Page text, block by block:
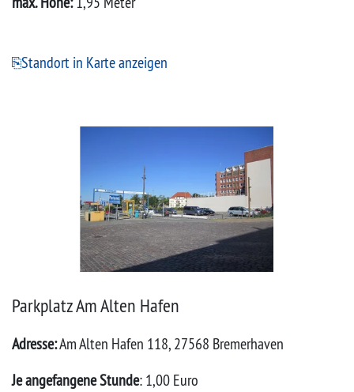
Standort in Karte anzeigen
Parkplatz Am Alten Hafen
Adresse:Am Alten Hafen 118, 27568 Bremerhaven
Je angefangene Stunde: 1,00 Euro